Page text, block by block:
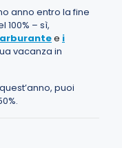
anno entro la fine
100% – sì,
e i
vacanza in
puoi